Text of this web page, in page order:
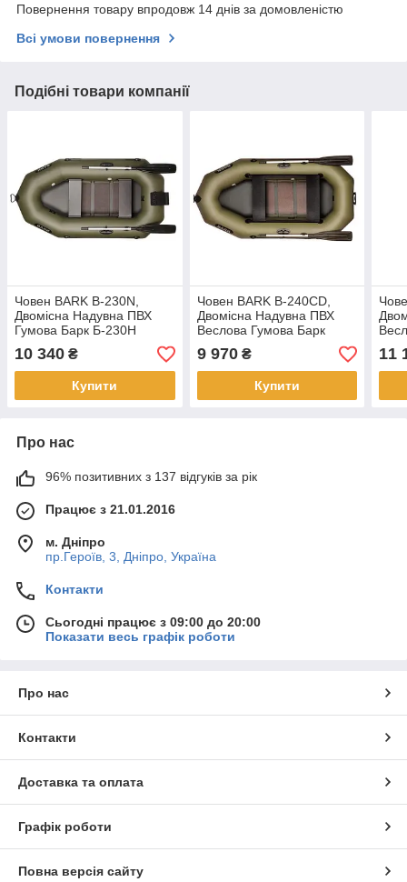
Повернення товару впродовж 14 днів за домовленістю
Всі умови повернення
Подібні товари компанії
Човен BARK B-230N,
Двомісна Надувна ПВХ
Гумова Барк Б-230Н
Рейковий килимок,
Навісний транец,
полуторка
10 340 ₴
Купити
Човен BARK B-240CD,
Двомісна Надувна ПВХ
Веслова Гумова Барк
Б-240СД Пересувні
сидіння Рейковий настил
9 970₴
Купити
Б-
11
Про нас
96% позитивних з 137 відгуків за рік
Працює з 21.01.2016
м. Дніпро
пр.Героїв, 3, Дніпро, Україна
Контакти
Сьогодні працює з 09:00 до 20:00
Показати весь графік роботи
Про нас
Контакти
Доставка та оплата
Графік роботи
Повна версія сайту